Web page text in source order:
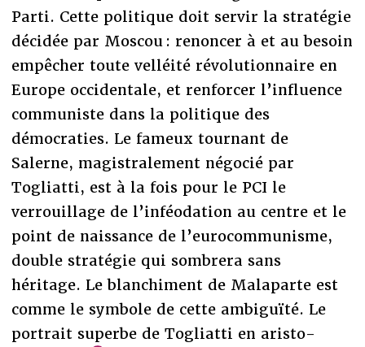
Parti. Cette politique doit servir la stratégie
décidée par Moscou : renoncer à et au besoin
empêcher toute velléité révolutionnaire en
Europe occidentale, et renforcer l’influence
communiste dans la politique des
démocraties. Le fameux tournant de
Salerne, magistralement négocié par
Togliatti, est à la fois pour le PCI le
verrouillage de l’inféodation au centre et le
point de naissance de l’eurocommunisme,
double stratégie qui sombrera sans
héritage. Le blanchiment de Malaparte est
comme le symbole de cette ambiguïté. Le
portrait superbe de Togliatti en aristo-